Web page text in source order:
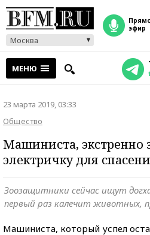
Москва
прямой
эфир
МЕНЮ
23 марта 2019, 03:33
Общество
Машиниста, экстренно
электричку для
Зоозащитники сейчас ищут
первый раз калечит животных,
Машиниста, который успел